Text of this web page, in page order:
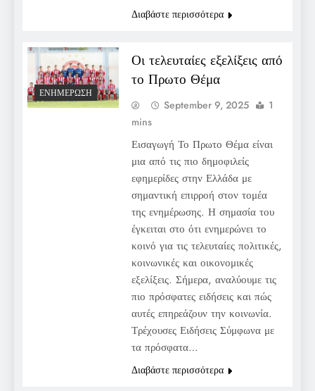
Διαβάστε περισσότερα
ΕΝΗΜΈΡΩΣΗ
Οι τελευταίες εξελίξεις από
το Πρωτο Θέμα
September 9, 2025
1
mins
Εισαγωγή Το Πρωτο Θέμα είναι
μια από τις πιο δημοφιλείς
εφημερίδες στην Ελλάδα με
σημαντική επιρροή στον τομέα
της ενημέρωσης. Η σημασία του
έγκειται στο ότι ενημερώνει το
κοινό για τις τελευταίες πολιτικές,
κοινωνικές και οικονομικές
εξελίξεις. Σήμερα, αναλύουμε τις
πιο πρόσφατες ειδήσεις και πώς
αυτές επηρεάζουν την κοινωνία.
Τρέχουσες Ειδήσεις Σύμφωνα με
τα πρόσφατα…
Διαβάστε περισσότερα